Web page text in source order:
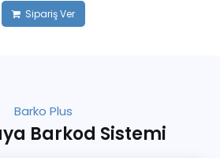
Sipariş Ver
Barko Plus
Barkod Sistemi